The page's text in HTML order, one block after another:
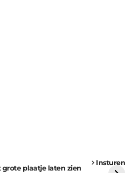
Insturen
plaatje laten zien
uitdaging